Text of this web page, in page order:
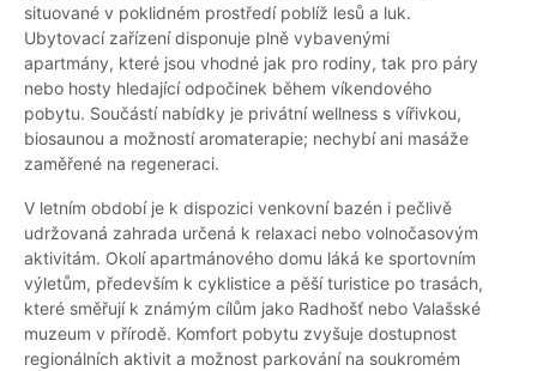
situované v poklidném prostředí poblíž lesů a luk.
Ubytovací zařízení disponuje plně vybavenými
apartmány, které jsou vhodné jak pro rodiny, tak pro páry
nebo hosty hledající odpočinek během víkendového
pobytu. Součástí nabídky je privátní wellness s vířivkou,
biosaunou a možností aromaterapie; nechybí ani masáže
zaměřené na regeneraci.
V letním období je k dispozici venkovní bazén i pečlivě
udržovaná zahrada určená k relaxaci nebo volnočasovým
aktivitám. Okolí apartmánového domu láká ke sportovním
výletům, především k cyklistice a pěší turistice po trasách,
které směřují k známým cílům jako Radhošť nebo Valašské
muzeum v přírodě. Komfort pobytu zvyšuje dostupnost
regionálních aktivit a možnost parkování na soukromém